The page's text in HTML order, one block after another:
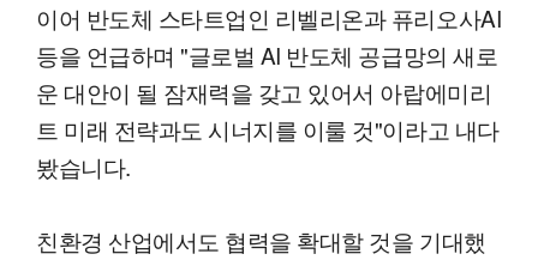
이어 반도체 스타트업인 리벨리온과 퓨리오사AI
등을 언급하며 "글로벌 AI 반도체 공급망의 새로
운 대안이 될 잠재력을 갖고 있어서 아랍에미리
트 미래 전략과도 시너지를 이룰 것"이라고 내다
봤습니다.
친환경 산업에서도 협력을 확대할 것을 기대했